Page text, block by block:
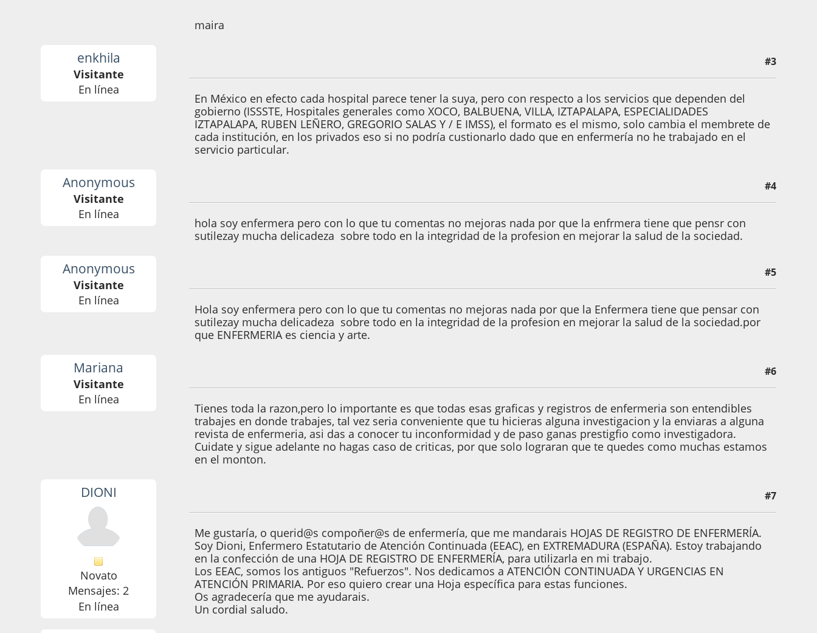
maira
enkhila
Visitante
En línea
#3
En México en efecto cada hospital parece tener la suya, pero con respecto a los servicios que dependen del
gobierno (ISSSTE, Hospitales generales como XOCO, BALBUENA, VILLA, IZTAPALAPA, ESPECIALIDADES
IZTAPALAPA, RUBEN LEÑERO, GREGORIO SALAS Y / E IMSS), el formato es el mismo, solo cambia el membrete de
cada institución, en los privados eso si no podría custionarlo dado que en enfermería no he trabajado en el
servicio particular.
Anonymous
Visitante
En línea
#4
hola soy enfermera pero con lo que tu comentas no mejoras nada por que la enfrmera tiene que pensr con
sutilezay mucha delicadeza sobre todo en la integridad de la profesion en mejorar la salud de la sociedad.
Anonymous
Visitante
En línea
#5
Hola soy enfermera pero con lo que tu comentas no mejoras nada por que la Enfermera tiene que pensar con
sutilezay mucha delicadeza sobre todo en la integridad de la profesion en mejorar la salud de la sociedad.por
que ENFERMERIA es ciencia y arte.
Mariana
Visitante
En línea
#6
Tienes toda la razon,pero lo importante es que todas esas graficas y registros de enfermeria son entendibles
trabajes en donde trabajes, tal vez seria conveniente que tu hicieras alguna investigacion y la enviaras a alguna
revista de enfermeria, asi das a conocer tu inconformidad y de paso ganas prestigfio como investigadora.
Cuidate y sigue adelante no hagas caso de criticas, por que solo lograran que te quedes como muchas estamos
en el monton.
DIONI
Novato
Mensajes: 2
En línea
#7
Me gustaría, o querid@s compoñer@s de enfermería, que me mandarais HOJAS DE REGISTRO DE ENFERMERÍA.
Soy Dioni, Enfermero Estatutario de Atención Continuada (EEAC), en EXTREMADURA (ESPAÑA). Estoy trabajando
en la confección de una HOJA DE REGISTRO DE ENFERMERÍA, para utilizarla en mi trabajo.
Los EEAC, somos los antiguos "Refuerzos". Nos dedicamos a ATENCIÓN CONTINUADA Y URGENCIAS EN
ATENCIÓN PRIMARIA. Por eso quiero crear una Hoja específica para estas funciones.
Os agradecería que me ayudarais.
Un cordial saludo.